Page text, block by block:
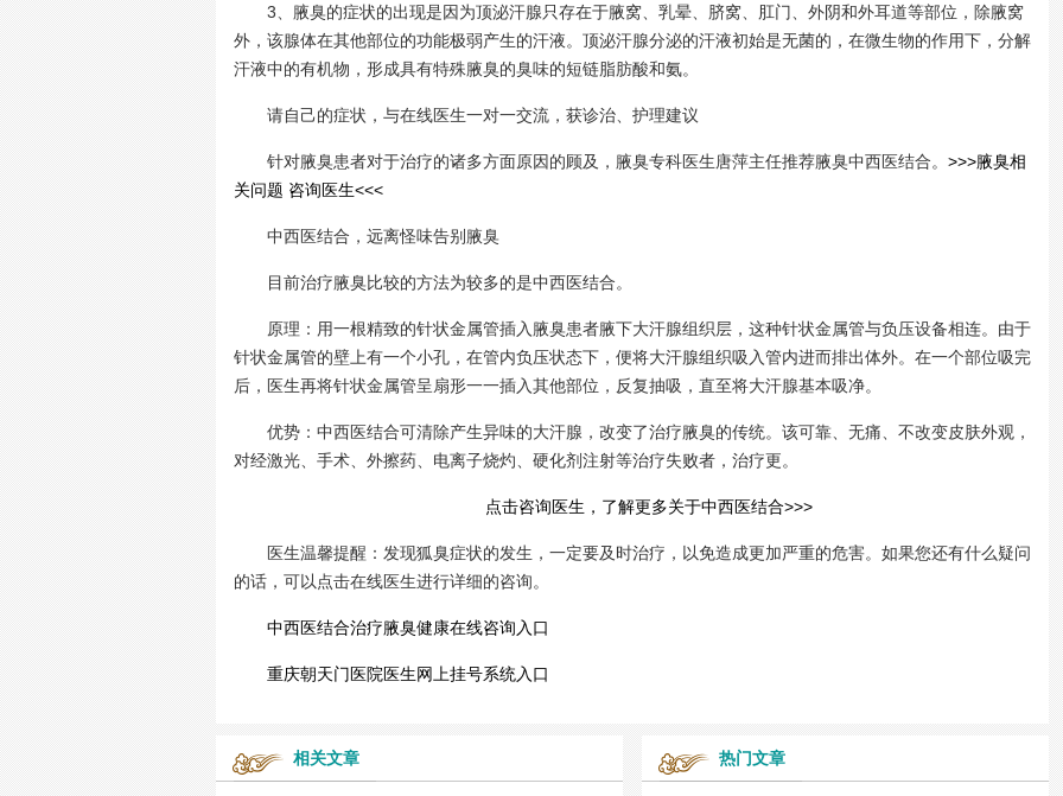
3、腋臭的症状的出现是因为顶泌汗腺只存在于腋窝、乳晕、脐窝、肛门、外阴和外耳道等部位，除腋窝
外，该腺体在其他部位的功能极弱产生的汗液。顶泌汗腺分泌的汗液初始是无菌的，在微生物的作用下，分解
汗液中的有机物，形成具有特殊腋臭的臭味的短链脂肪酸和氨。
请自己的症状，与在线医生一对一交流，获诊治、护理建议
针对腋臭患者对于治疗的诸多方面原因的顾及，腋臭专科医生唐萍主任推荐腋臭中西医结合。 >>>腋臭相
关问题 咨询医生<<<
中西医结合，远离怪味告别腋臭
目前治疗腋臭比较的方法为较多的是中西医结合。
原理：用一根精致的针状金属管插入腋臭患者腋下大汗腺组织层，这种针状金属管与负压设备相连。由于
针状金属管的壁上有一个小孔，在管内负压状态下，便将大汗腺组织吸入管内进而排出体外。在一个部位吸完
后，医生再将针状金属管呈扇形一一插入其他部位，反复抽吸，直至将大汗腺基本吸净。
优势：中西医结合可清除产生异味的大汗腺，改变了治疗腋臭的传统。该可靠、无痛、不改变皮肤外观，
对经激光、手术、外擦药、电离子烧灼、硬化剂注射等治疗失败者，治疗更。
点击咨询医生，了解更多关于中西医结合>>>
医生温馨提醒：发现狐臭症状的发生，一定要及时治疗，以免造成更加严重的危害。如果您还有什么疑问
的话，可以点击在线医生进行详细的咨询。
中西医结合治疗腋臭健康在线咨询入口
重庆朝天门医院医生网上挂号系统入口
相关文章 热门文章